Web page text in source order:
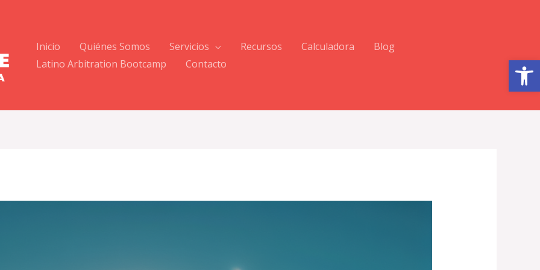
Abrir barra de herramientas
Inicio Quiénes Somos Servicios Recursos Calculadora
Blog
Latino Arbitration Bootcamp
Contacto